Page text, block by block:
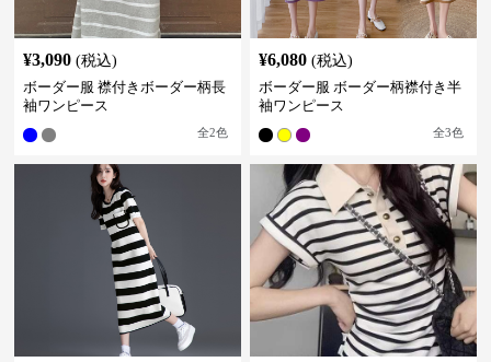
¥3,090 (税込)
ボーダー服 襟付きボーダー柄長
袖ワンピース
全2色
¥6,080 (税込)
ボーダー服 ボーダー柄襟付き半
袖ワンピース
全3色